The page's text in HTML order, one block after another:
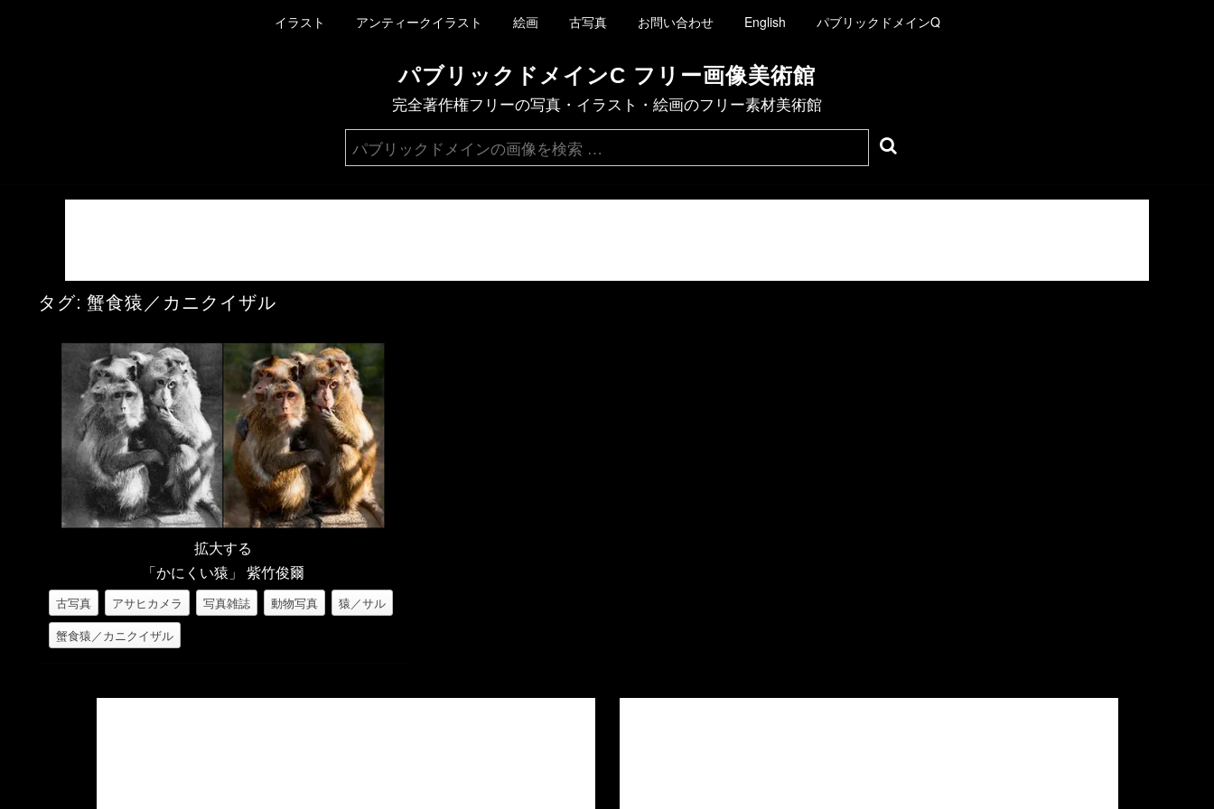
イラスト アンティークイラスト 絵画 古写真 お問い合わせ English パブリックドメインQ
パブリックドメインC フリー画像美術館
完全著作権フリーの写真・イラスト・絵画のフリー素材美術館
タグ: 蟹食猿／カニクイザル
拡大する
「かにくい猿」 紫竹俊爾
古写真 アサヒカメラ 写真雑誌 動物写真
猿／サル
蟹食猿／カニクイザル